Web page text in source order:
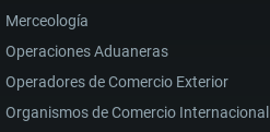
Merceología
Operaciones Aduaneras
Operadores de Comercio Exterior
Organismos de Comercio Internacional